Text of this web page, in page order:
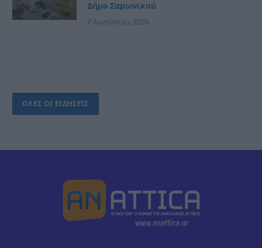
Δήμο Σαρωνικού
7 Αυγούστου, 2026
ΟΛΕΣ ΟΙ ΕΙΔΗΣΕΙΣ